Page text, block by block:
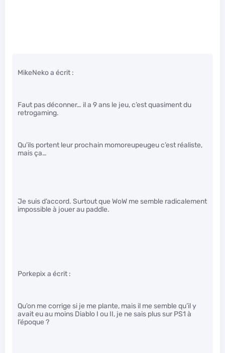
MikeNeko a écrit :
Faut pas déconner… il a 9 ans le jeu, c’est quasiment du
retrogaming.
Qu’ils portent leur prochain momoreupeugeu c’est réaliste,
mais ça…
Je suis d’accord. Surtout que WoW me semble radicalement
impossible à jouer au paddle.
Porkepix a écrit :
Qu’on me corrige si je me plante, mais il me semble qu’il y
avait eu au moins Diablo I ou II, je ne sais plus sur PS1 à
l’époque ?